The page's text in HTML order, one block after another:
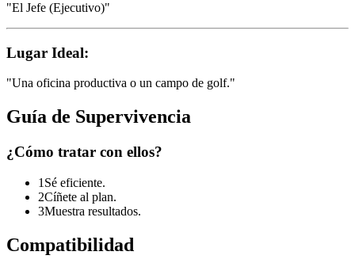
"El Jefe (Ejecutivo)"
Lugar Ideal:
"Una oficina productiva o un campo de golf."
Guía de Supervivencia
¿Cómo tratar con ellos?
1 Sé eficiente.
2Cíñete al plan.
3Muestra resultados.
Compatibilidad